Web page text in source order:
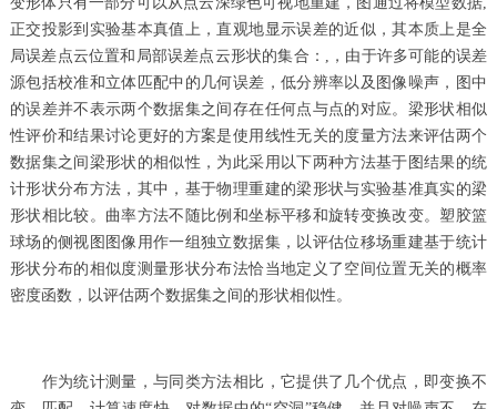
正交投影到实验基本真值上，直观地显示误差的近似，其本质上是全
局误差点云位置和局部误差点云形状的集合：,，由于许多可能的误差
源包括校准和立体匹配中的几何误差，低分辨率以及图像噪声，图中
的误差并不表示两个数据集之间存在任何点与点的对应。梁形状相似
性评价和结果讨论更好的方案是使用线性无关的度量方法来评估两个
数据集之间梁形状的相似性，为此采用以下两种方法基于图结果的统
计形状分布方法，其中，基于物理重建的梁形状与实验基准真实的梁
形状相比较。曲率方法不随比例和坐标平移和旋转变换改变。塑胶篮
球场的侧视图图像用作一组独立数据集，以评估位移场重建基于统计
形状分布的相似度测量形状分布法恰当地定义了空间位置无关的概率
密度函数，以评估两个数据集之间的形状相似性。
作为统计测量，与同类方法相比，它提供了几个优点，即变换不